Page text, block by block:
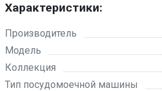
Характеристики:
Производитель
Модель
Коллекция
Тип посудомоечной машины